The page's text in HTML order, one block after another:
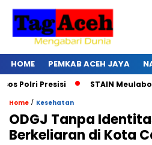
HOME PEMKAB ACEH JAYA
Polri Presisi STAIN Meulaboh
Home / Kesehatan
ODGJ Tanpa
Berkeliaran di Kota